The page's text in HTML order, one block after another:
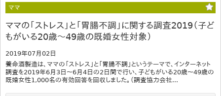
ママ
ママの「ストレス」と「胃腸不調」に関する調査2019（子ど
もがいる20歳～49歳の既婚女性対象）
2019年07月02日
養命酒製造は、ママの「ストレス」と「胃腸不調」というテーマで、インターネット
調査を2019年6月3日～6月4日の2日間で行い、子どもがいる20歳～49歳の
既婚女性1,000名の有効回答を回収しました。（調査協力会社...